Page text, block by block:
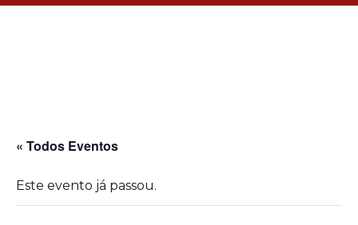
« Todos Eventos
Este evento já passou.